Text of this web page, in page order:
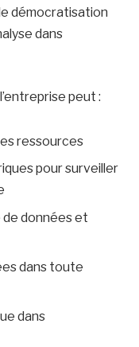
démocratisation
dans
peut :
ressources
pour surveiller
de données et
dans toute
dans